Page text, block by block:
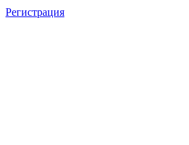
Регистрация